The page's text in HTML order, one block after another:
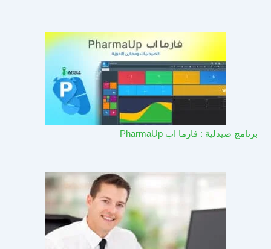
برنامج صيدلية : فارما اب PharmaUp​